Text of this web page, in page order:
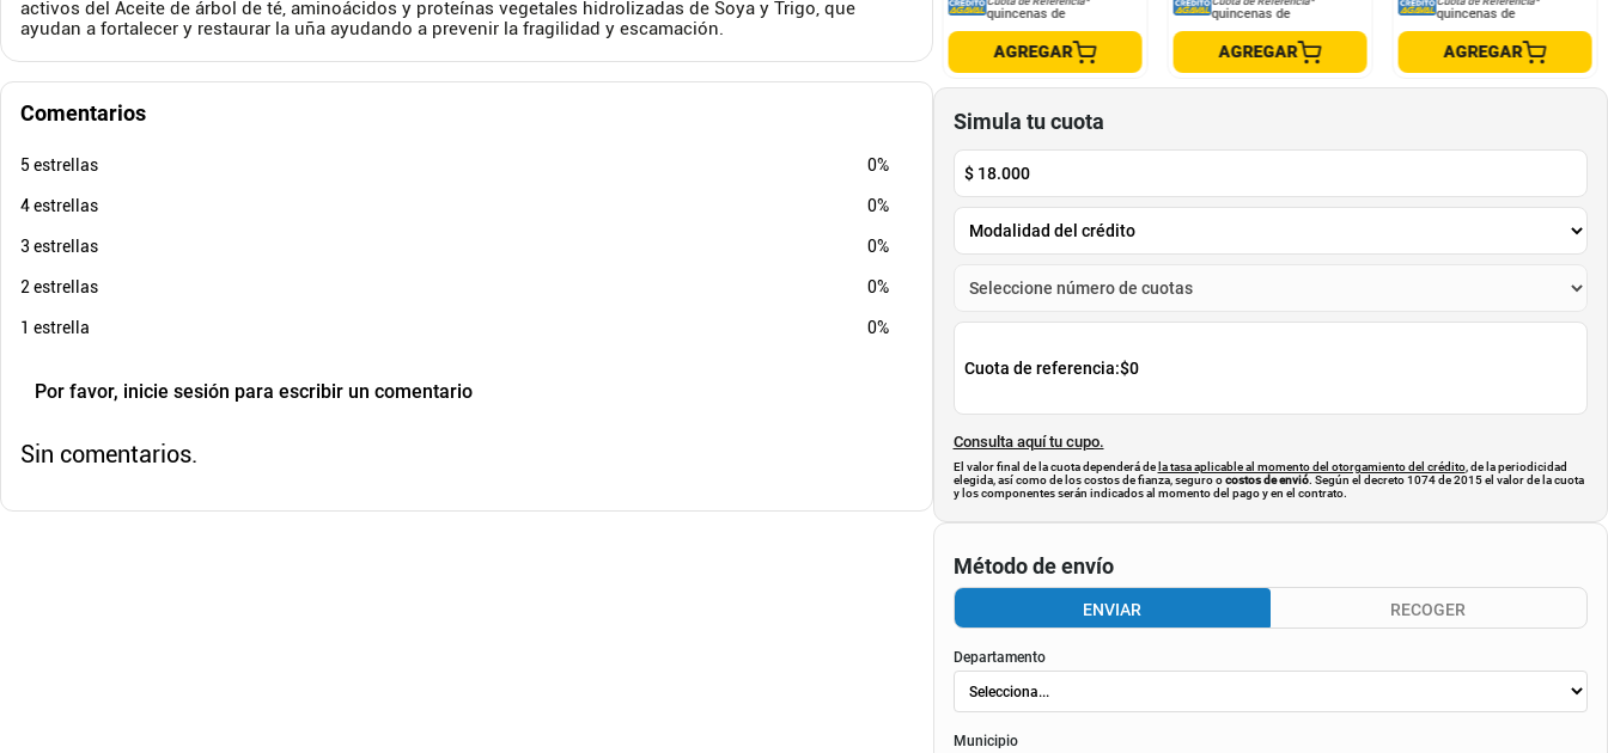
activos del Aceite de árbol de té, aminoácidos y proteínas vegetales hidrolizadas de Soya y Trigo, que
ayudan a fortalecer y restaurar la uña ayudando a prevenir la fragilidad y escamación.
Comentarios
5 estrellas 0%
4 estrellas 0%
3 estrellas 0%
2 estrellas 0%
1 estrella 0%
Por favor, inicie sesión para escribir un comentario
Sin comentarios.
quincenas de quincenas de quincenas de quincenas de
AGREGAR
quincenas de
AGREGAR
quincenas de
AGREGAR
Simula tu cuota
$ 18.000
Cuota de referencia:$0
Consulta aquí tu cupo.
El valor final de la cuota dependerá de la tasa aplicable al momento del otorgamiento del crédito, de la periodicidad
elegida, así como de los costos de fianza, seguro ocostos de envió. Según el decreto 1074 de 2015 el valor de la cuota
y los componentes serán indicados al momento del pago y en el contrato.
Método de envío
ENVIAR RECOGER
Departamento
Municipio